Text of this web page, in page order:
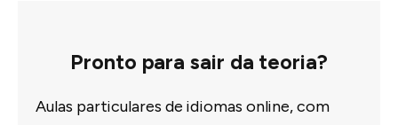
Pronto para sair da teoria?
Aulas particulares de idiomas online, com